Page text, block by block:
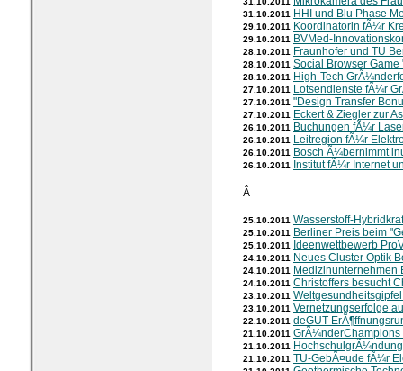
31.10.2011 HHI und Blu Phase
29.10.2011 Koordinatorin fÃ¼r
29.10.2011 BVMed-
28.10.2011 Fraunhofer und TU
28.10.2011 Social Browser Game
28.10.2011 High-Tech
27.10.2011 Lotsendienste fÃ¼r
27.10.2011 "Design Transfer
27.10.2011 Eckert & Ziegler zur
26.10.2011 Buchungen fÃ¼r
26.10.2011 Leitregion fÃ¼r
26.10.2011 Bosch Ã¼bernimmt
26.10.2011 Institut fÃ¼r Internet
Â
25.10.2011 Wasserstoff-
25.10.2011 Berliner Preis beim
25.10.2011 Ideenwettbewerb
24.10.2011 Neues Cluster Optik
24.10.2011 Medizinunternehmen
24.10.2011 Christoffers besucht
23.10.2011
23.10.2011 Vernetzungserfolge
22.10.2011 deGUT-
21.10.2011 GrÃ¼nderChampions
21.10.2011
21.10.2011 TU-GebÃ¤ude fÃ¼r